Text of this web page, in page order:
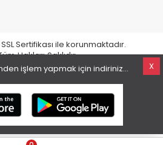
Sertifikası ile korunmaktadır.
Hakları Saklıdır
X
işlem yapmak için indiriniz...
Pazaryeri Entegrasyon Çözümleri